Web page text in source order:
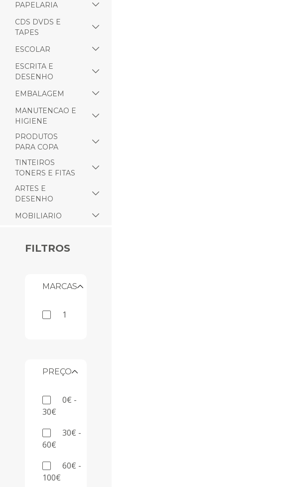
PAPELARIA
CDS DVDS E
TAPES
ESCOLAR
ESCRITA E
DESENHO
EMBALAGEM
MANUTENCAO E
HIGIENE
PRODUTOS
PARA COPA
TINTEIROS
TONERS E FITAS
ARTES E
DESENHO
MOBILIARIO
FILTROS
MARCAS
1
PREÇO
0€ -
30€
30€ -
60€
60€ -
100€